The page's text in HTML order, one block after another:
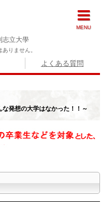
志立大學
りません。
よくある質問
な発想の大学はなかった！！～
MENU